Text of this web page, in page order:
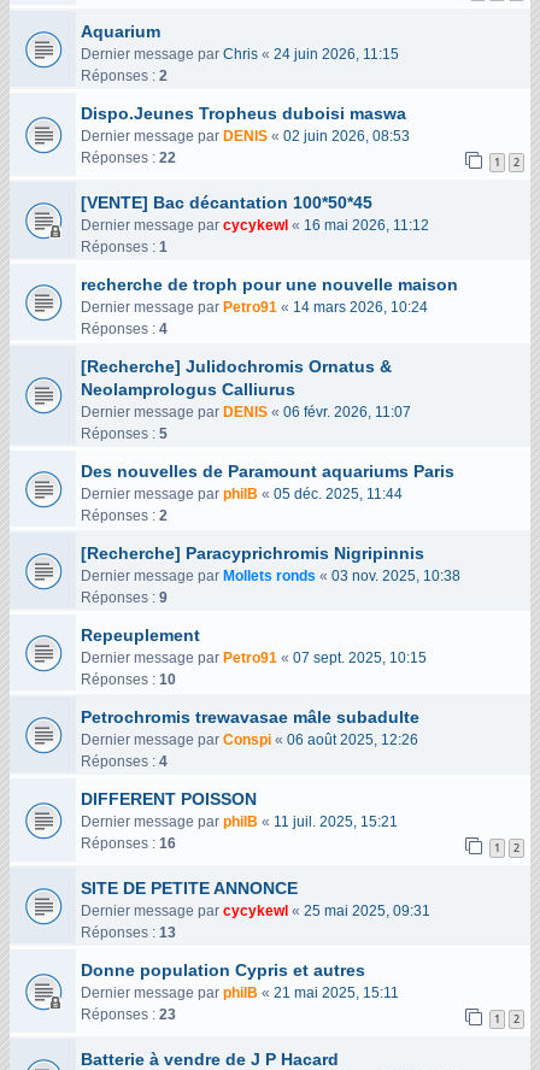
Aquarium
Dernier message par Chris « 24 juin 2026, 11:15
Réponses : 2
Dispo.Jeunes Tropheus duboisi maswa
Dernier message par DENIS « 02 juin 2026, 08:53
Réponses : 22 1 2
[VENTE] Bac décantation 100*50*45
Dernier message par cycykewl « 16 mai 2026, 11:12
Réponses : 1
recherche de troph pour une nouvelle maison
Dernier message par Petro91 « 14 mars 2026, 10:24
Réponses : 4
[Recherche] Julidochromis Ornatus &
Neolamprologus Calliurus
Dernier message par DENIS « 06 févr. 2026, 11:07
Réponses : 5
Des nouvelles de Paramount aquariums Paris
Dernier message par philB « 05 déc. 2025, 11:44
Réponses : 2
[Recherche] Paracyprichromis Nigripinnis
Dernier message par Mollets ronds « 03 nov. 2025, 10:38
Réponses : 9
Repeuplement
Dernier message par Petro91 « 07 sept. 2025, 10:15
Réponses : 10
Petrochromis trewavasae mâle subadulte
Dernier message par Conspi « 06 août 2025, 12:26
Réponses : 4
DIFFERENT POISSON
Dernier message par philB « 11 juil. 2025, 15:21
Réponses : 16 1 2
SITE DE PETITE ANNONCE
Dernier message par cycykewl « 25 mai 2025, 09:31
Réponses : 13
Donne population Cypris et autres
Dernier message par philB « 21 mai 2025, 15:11
Réponses : 23 1 2
Batterie à vendre de J P Hacard